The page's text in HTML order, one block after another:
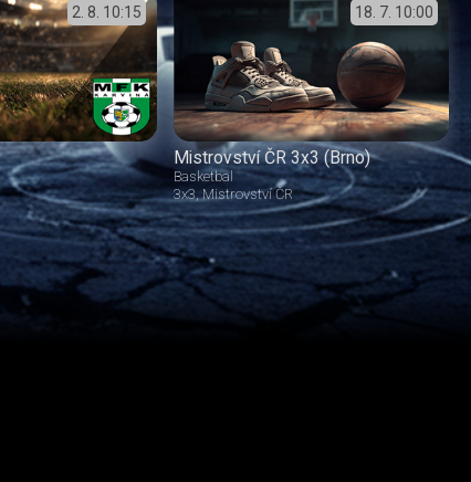
2. 8. 10:15 18. 7. 10:00
Mistrovství ČR 3x3 (Brno)
Basketbal
3x3 Mistrovství ČR